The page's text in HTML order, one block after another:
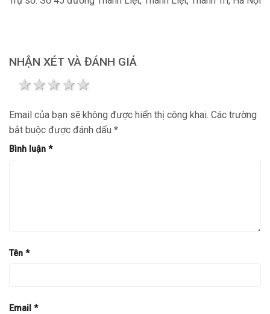
NHẬN XÉT VÀ ĐÁNH GIÁ
4 stars
3 stars
2 stars
1 star
Email của bạn sẽ không được hiển thị công khai. Các trường
bắt buộc được đánh dấu *
Bình luận *
Tên *
Email *